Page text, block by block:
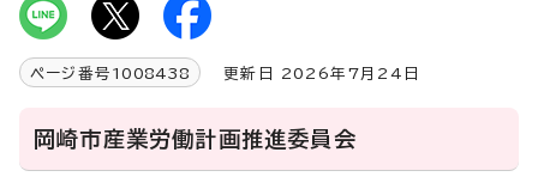
ページ番号 1008438 更新日 2026年7月24日
岡崎市産業労働計画推進委員会